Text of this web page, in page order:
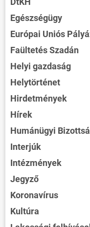
Egészségügy
Európai Uniós
Faültetés Szadán
Helyi gazdaság
Helytörténet
Hirdetmények
Hírek
Humánügyi
Interjúk
Intézmények
Jegyző
Koronavírus
Kultúra